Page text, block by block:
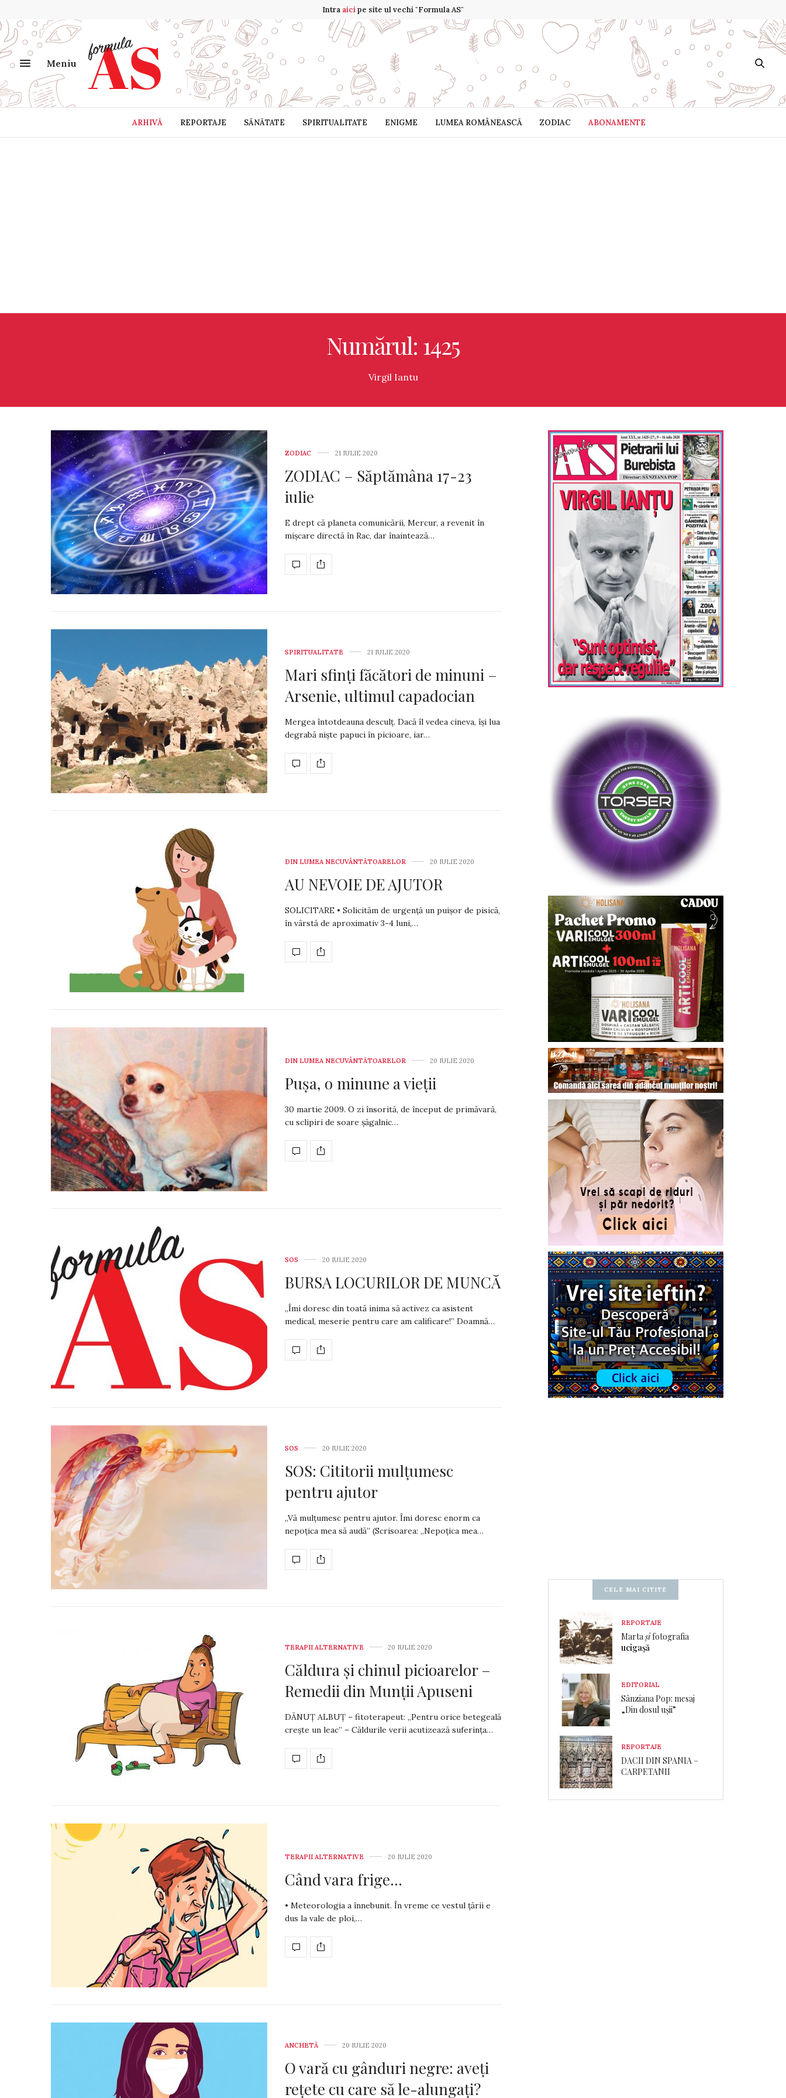
Intra aicipe site ul vechi "Formula AS"
Meniu
ARHIVĂ REPORTAJE SĂNĂTATE SPIRITUALITATE ENIGME LUMEA ROMÂNEASCĂ ZODIAC ABONAMENTE
Numărul: 1425
Virgil Iantu
ZODIAC 21 IULIE 2020
ZODIAC – Săptămâna 17-23
iulie
E drept că planeta comunicării, Mercur, a re­venit în
mișcare directă în Rac, dar înaintează…
SPIRITUALITATE 21 IULIE 2020
Mari sfinți făcători de minuni –
Arsenie, ultimul capadocian
Mergea întotdeauna desculț. Dacă îl ve­dea cineva, își lua
degrabă niște pa­puci în picioare, iar…
DIN LUMEA NECUVÂNTĂTOARELOR 20 IULIE 2020
AU NEVOIE DE AJUTOR
SOLICITARE • Solicităm de ur­gen­ță un puișor de pi­sică,
în vârstă de apro­ximativ 3-4 luni,…
DIN LUMEA NECUVÂNTĂTOARELOR 20 IULIE 2020
Pușa, o minune a vieții
30 martie 2009. O zi însorită, de început de primăvară,
cu scli­piri de soare șăgalnic…
SOS 20 IULIE 2020
BURSA LOCURILOR DE MUNCĂ
„Îmi doresc din toată inima să activez ca asistent
medical, meserie pentru care am calificare!” Doamnă…
SOS 20 IULIE 2020
SOS: Cititorii mulțumesc
pentru ajutor
„Vă mulțumesc pentru ajutor. Îmi doresc enorm ca
nepoțica mea să audă” (Scrisoarea: „Nepoțica mea…
TERAPII ALTERNATIVE 20 IULIE 2020
Căldura și chinul picioarelor –
Remedii din Munții Apuseni
DĂNUȚ ALBUȚ – fitoterapeut: „Pentru orice betegeală
crește un leac” – Căldurile verii acutizează suferința…
TERAPII ALTERNATIVE 20 IULIE 2020
Când vara frige…
• Meteorologia a înnebunit. În vreme ce vestul țării e
dus la vale de ploi,…
ANCHETĂ 20 IULIE 2020
O vară cu gânduri negre: aveți
rețete cu care să le-alungați?
CELE MAI CITITE
REPORTAJE
Martașifotografia
ucigașă
EDITORIAL
Sânziana Pop: mesaj
„Din dosul ușii”
REPORTAJE
DACII DIN SPANIA –
CARPETANII